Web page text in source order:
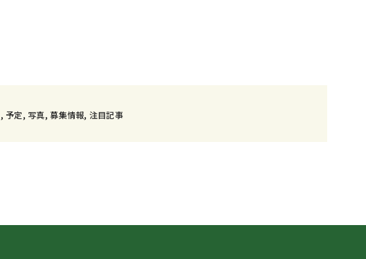
, 予定, 写真,募集情報, 注目記事